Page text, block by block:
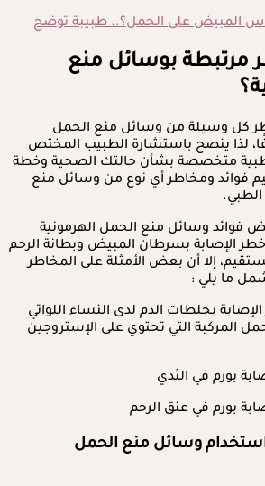
المبيض على الحمل؟.. طبيبة توضح
مرتبطة بوسائل منع
كل وسيلة من وسائل منع الحمل
لذا ينصح باستشارة الطبيب المختص
متخصصة بشأن حالتك الصحية وخطة
فوائد ومخاطر أي نوع من وسائل منع
الطبي.
فوائد وسائل منع الحمل الهرمونية
الإصابة بسرطان المبيض وبطانة الرحم
إلا أن بعض الأمثلة على المخاطر
ما يلي :
بجلطات الدم لدى النساء اللواتي
المركبة التي تحتوي على الإستروجين
بورم في الثدي
بورم في عنق الرحم
وسائل منع الحمل